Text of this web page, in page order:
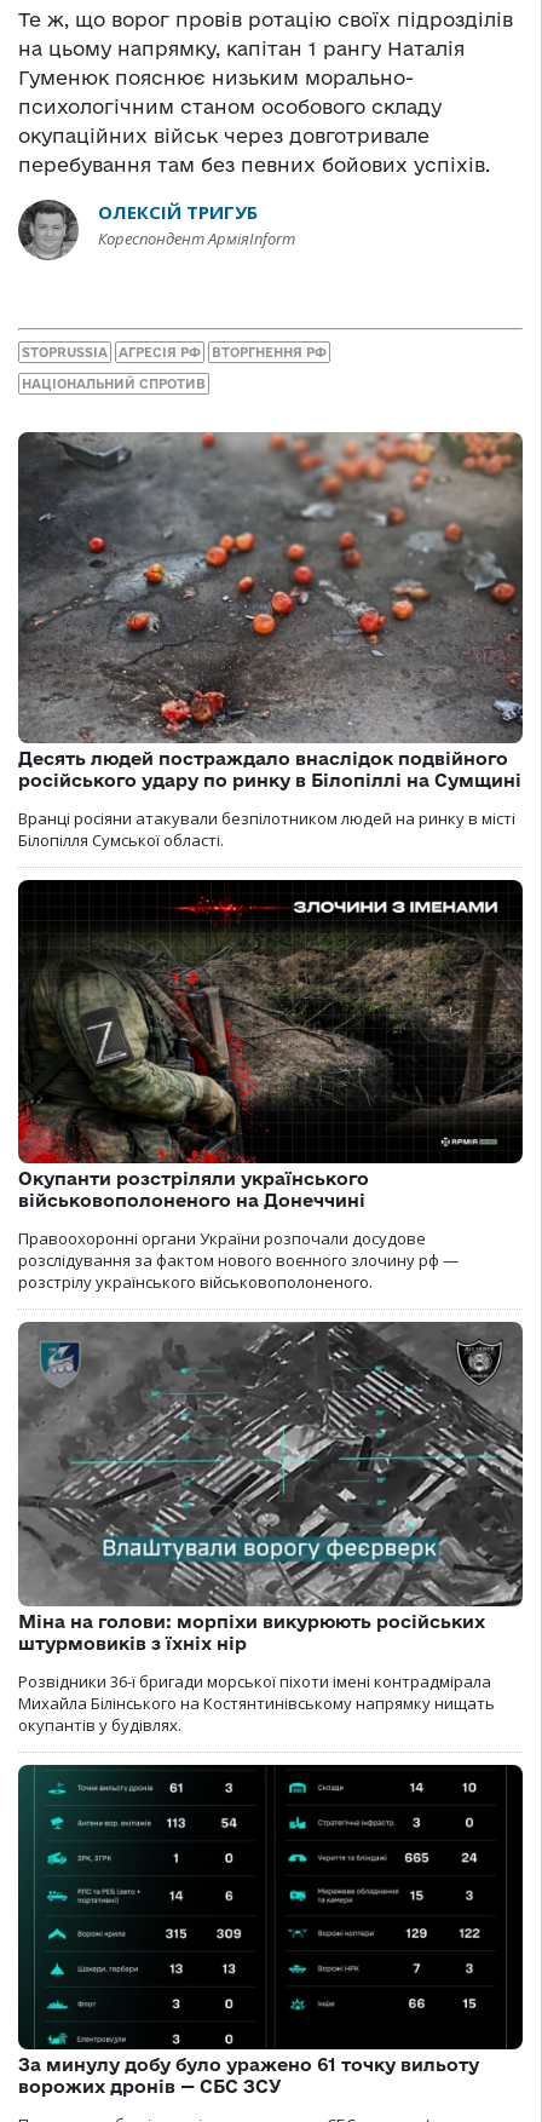
Те ж, що ворог провів ротацію своїх підрозділів
на цьому напрямку, капітан 1 рангу Наталія
Гуменюк пояснює низьким морально-
психологічним станом особового складу
окупаційних військ через довготривале
перебування там без певних бойових успіхів.
ОЛЕКСІЙ ТРИГУБ
Кореспондент АрміяInform
STOPRUSSIA АГРЕСІЯ РФ ВТОРГНЕННЯ РФ
НАЦІОНАЛЬНИЙ СПРОТИВ
Десять людей постраждало внаслідок подвійного
російського удару по ринку в Білопіллі на Сумщині
Вранці росіяни атакували безпілотником людей на ринку в місті
Білопілля Сумської області.
Окупанти розстріляли українського
військовополоненого на Донеччині
Правоохоронні органи України розпочали досудове
розслідування за фактом нового воєнного злочину рф —
розстрілу українського військовополоненого.
Міна на голови: морпіхи викурюють російських
штурмовиків з їхніх нір
Розвідники 36-ї бригади морської піхоти імені контрадмірала
Михайла Білінського на Костянтинівському напрямку нищать
окупантів у будівлях.
За минулу добу було уражено 61 точку вильоту
ворожих дронів — СБС ЗСУ